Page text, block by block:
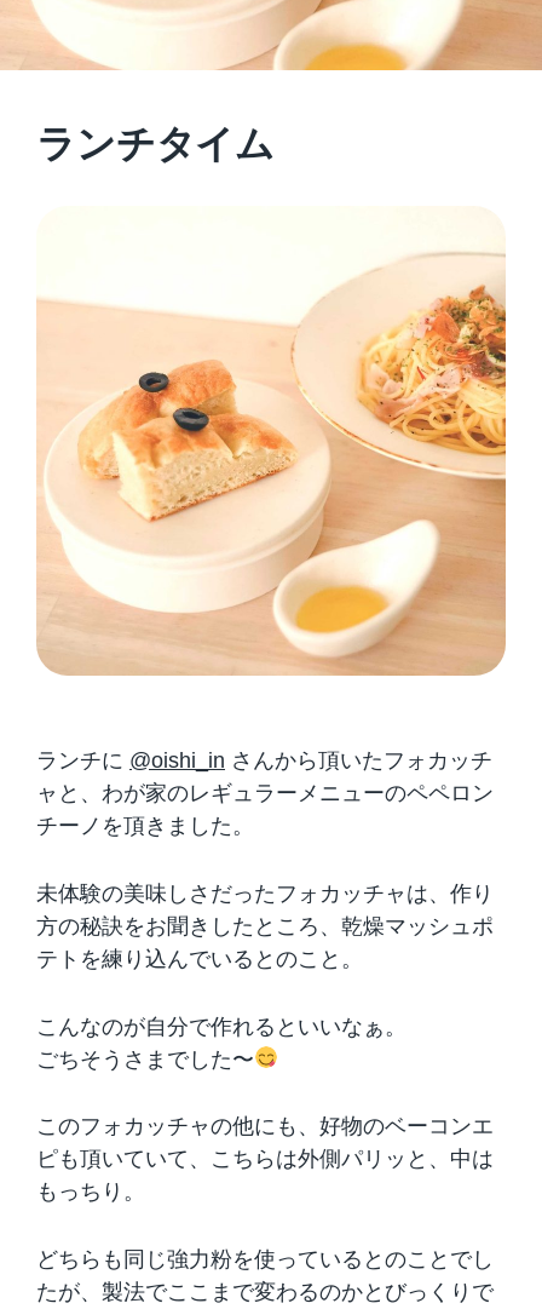
ランチタイム
ランチに @oishi_in さんから頂いたフォカッチ
ャと、わが家のレギュラーメニューのペペロン
チーノを頂きました。
未体験の美味しさだったフォカッチャは、作り
方の秘訣をお聞きしたところ、乾燥マッシュポ
テトを練り込んでいるとのこと。
こんなのが自分で作れるといいなぁ。
ごちそうさまでした〜
このフォカッチャの他にも、好物のベーコンエ
ピも頂いていて、こちらは外側パリッと、中は
もっちり。
どちらも同じ強力粉を使っているとのことでし
たが、製法でここまで変わるのかとびっくりで